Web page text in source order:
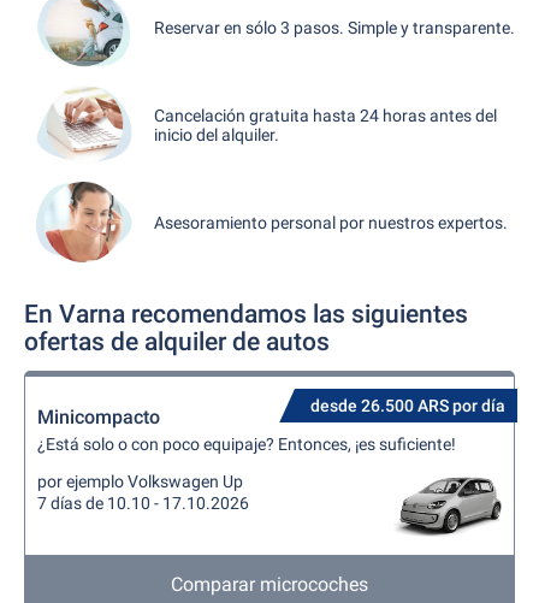
Reservar en sólo 3 pasos. Simple y transparente.
Cancelación gratuita hasta 24 horas antes del
inicio del alquiler.
Asesoramiento personal por nuestros expertos.
En Varna recomendamos las siguientes
ofertas de alquiler de autos
desde 26.500 ARS por día
Minicompacto
¿Está solo o con poco equipaje? Entonces, ¡es suficiente!
por ejemplo Volkswagen Up
7 días de 10.10 - 17.10.2026
Comparar microcoches